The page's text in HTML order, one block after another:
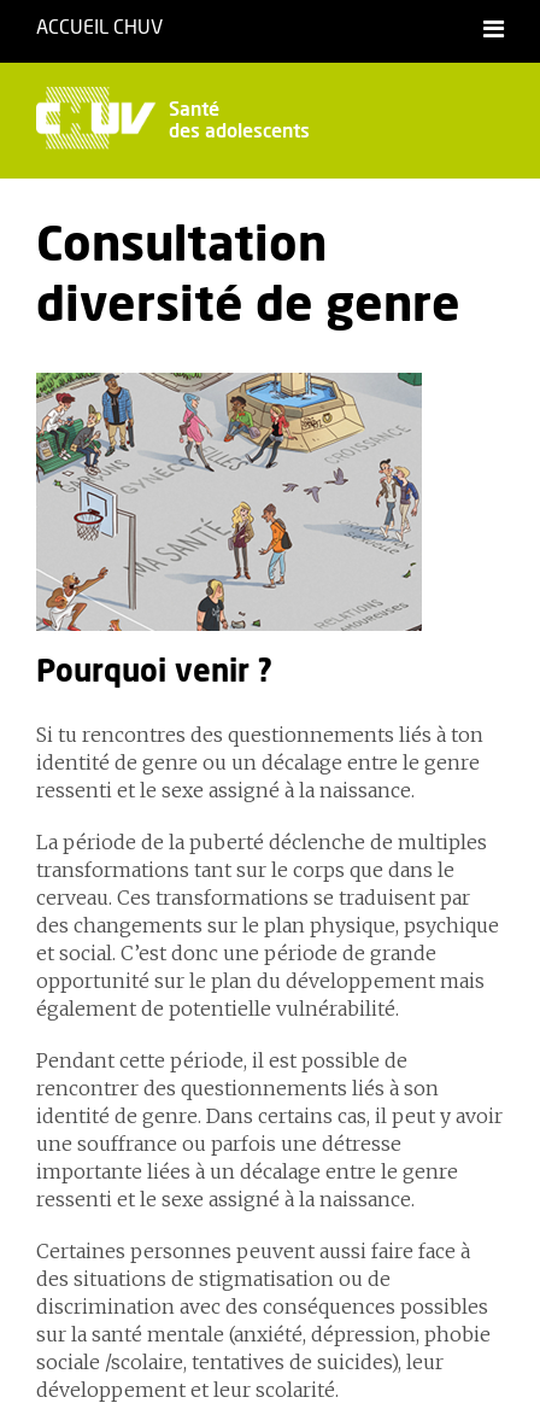
ACCUEIL CHUV
Santé
des adolescents
Consultation
diversité de genre
Pourquoi venir ?
Si tu rencontres des questionnements liés à ton
identité de genre ou un décalage entre le genre
ressenti et le sexe assigné à la naissance.
La période de la puberté déclenche de multiples
transformations tant sur le corps que dans le
cerveau. Ces transformations se traduisent par
des changements sur le plan physique, psychique
et social. C’est donc une période de grande
opportunité sur le plan du développement mais
également de potentielle vulnérabilité.
Pendant cette période, il est possible de
rencontrer des questionnements liés à son
identité de genre. Dans certains cas, il peut y avoir
une souffrance ou parfois une détresse
importante liées à un décalage entre le genre
ressenti et le sexe assigné à la naissance.
Certaines personnes peuvent aussi faire face à
des situations de stigmatisation ou de
discrimination avec des conséquences possibles
sur la santé mentale (anxiété, dépression, phobie
sociale /scolaire, tentatives de suicides), leur
développement et leur scolarité.